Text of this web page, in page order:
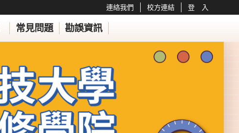
常見問題 勘誤資訊
連絡我們 校方連結 登 入